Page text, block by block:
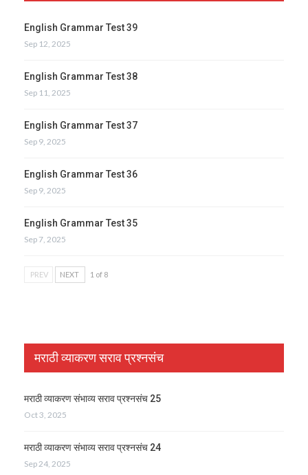
English Grammar Test 39
Sep 12, 2025
English Grammar Test 38
Sep 11, 2025
English Grammar Test 37
Sep 9, 2025
English Grammar Test 36
Sep 9, 2025
English Grammar Test 35
Sep 7, 2025
PREV NEXT 1 of 8
मराठी व्याकरण सराव प्रश्नसंच
मराठी व्याकरण संभाव्य सराव प्रश्नसंच 25
Oct 3, 2025
मराठी व्याकरण संभाव्य सराव प्रश्नसंच 24
Sep 24, 2025